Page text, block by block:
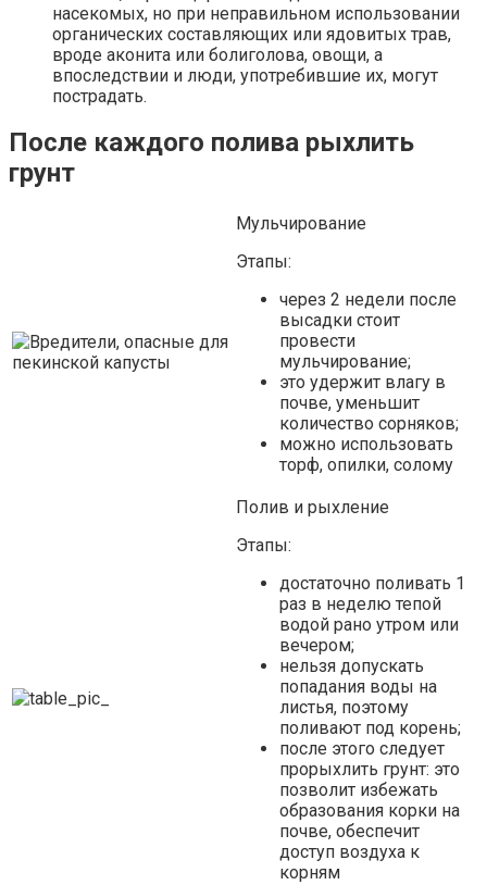
насекомых, но при неправильном использовании
органических составляющих или ядовитых трав,
вроде аконита или болиголова, овощи, а
впоследствии и люди, употребившие их, могут
пострадать.
После каждого полива рыхлить
грунт
Мульчирование
Этапы:
через 2 недели после
высадки стоит
провести
мульчирование;
это удержит влагу в
почве, уменьшит
количество сорняков;
можно использовать
торф, опилки, солому
Полив и рыхление
Этапы:
достаточно поливать 1
раз в неделю тепой
водой рано утром или
вечером;
нельзя допускать
попадания воды на
листья, поэтому
поливают под корень;
после этого следует
прорыхлить грунт: это
позволит избежать
образования корки на
почве, обеспечит
доступ воздуха к
корням